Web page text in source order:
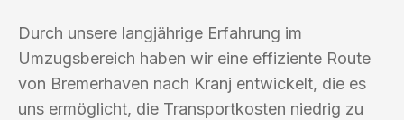
Durch unsere langjährige Erfahrung im
Umzugsbereich haben wir eine effiziente Route
von Bremerhaven nach Kranj entwickelt, die es
uns ermöglicht, die Transportkosten niedrig zu